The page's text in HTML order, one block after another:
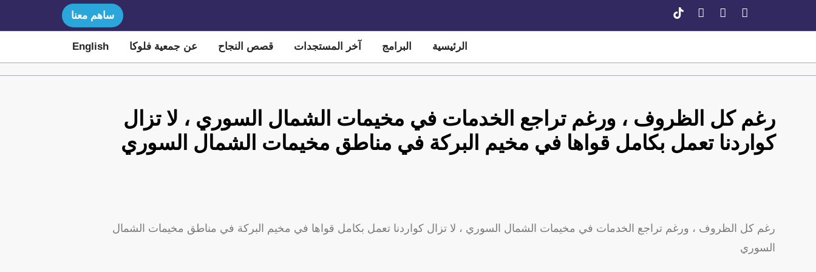
ساهم معنا
الرئيسية البرامج آخر المستجدات قصص النجاح عن جمعية فلوكا English
رغم كل الظروف ، ورغم تراجع الخدمات في مخيمات الشمال السوري ، لا تزال
كواردنا تعمل بكامل قواها في مخيم البركة في مناطق مخيمات الشمال السوري
رغم كل الظروف ، ورغم تراجع الخدمات في مخيمات الشمال السوري ، لا تزال كواردنا تعمل بكامل قواها في مخيم البركة في مناطق مخيمات الشمال
السوري